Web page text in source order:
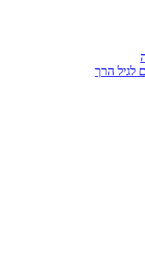
לגיל הרך